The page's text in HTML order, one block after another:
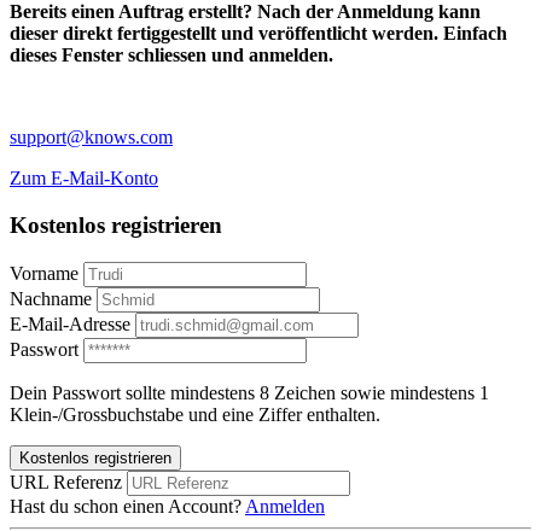
Bereits einen Auftrag erstellt? Nach der Anmeldung kann
dieser direkt fertiggestellt und veröffentlicht werden. Einfach
dieses Fenster schliessen und anmelden.
support@knows.com
Zum E-Mail-Konto
Kostenlos registrieren
Vorname
Nachname
E-Mail-Adresse
Passwort
Dein Passwort sollte mindestens 8 Zeichen sowie mindestens 1
Klein-/Grossbuchstabe und eine Ziffer enthalten.
Kostenlos registrieren
URL Referenz
Hast du schon einen Account? Anmelden